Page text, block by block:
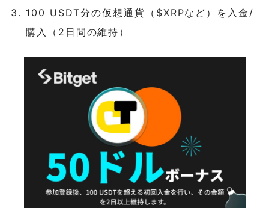
100 USDT分の仮想通貨（$XRPなど）を入金/
購入（2日間の維持）